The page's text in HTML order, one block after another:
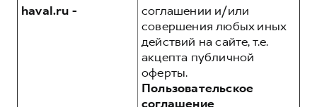
haval.ru -
соглашении и/или
совершения любых иных
действий на сайте, т.е.
акцепта публичной
оферты.
Пользовательское
соглашение